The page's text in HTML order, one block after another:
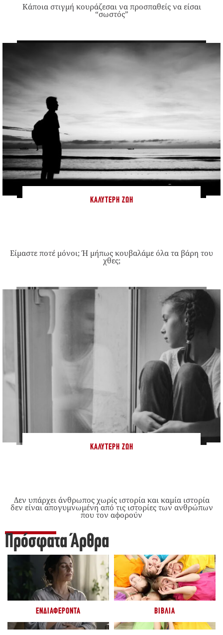
Κάποια στιγμή κουράζεσαι να προσπαθείς να είσαι
“σωστός”
ΚΑΛΎΤΕΡΗ ΖΩΉ
Είμαστε ποτέ μόνοι; Ή μήπως κουβαλάμε όλα τα βάρη του
χθες;
ΚΑΛΎΤΕΡΗ ΖΩΉ
Δεν υπάρχει άνθρωπος χωρίς ιστορία και καμία ιστορία
δεν είναι απογυμνωμένη από τις ιστορίες των ανθρώπων
που τον αφορούν
Πρόσφατα Άρθρα
ΕΝΔΙΑΦΈΡΟΝΤΑ ΒΙΒΛΊΑ